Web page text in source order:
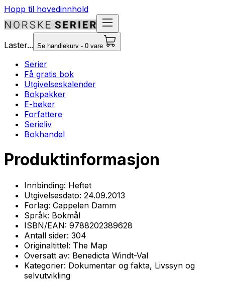
Hopp til hovedinnhold
Laster... Se handlekurv - 0 vare
Serier
Få gratis bok
Utgivelseskalender
Bokpakker
E-bøker
Forfattere
Serieliv
Bokhandel
Produktinformasjon
Innbinding: Heftet
Utgivelsesdato: 24.09.2013
Forlag: Cappelen Damm
Språk: Bokmål
ISBN/EAN: 9788202389628
Antall sider: 304
Originaltittel: The Map
Oversatt av: Benedicta Windt-Val
Kategorier: Dokumentar og fakta, Livssyn og
selvutvikling